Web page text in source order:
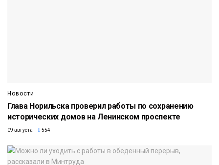
Новости
Глава Норильска проверил работы по сохранению
исторических домов на Ленинском проспекте
09 августа 554